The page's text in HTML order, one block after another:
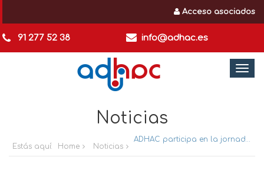
Acceso asociados
91 277 52 38 info@adhac.es
Noticias
Estás aquí: Home Noticias